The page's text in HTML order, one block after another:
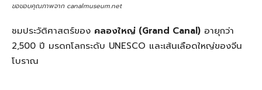
ขอขอบคุณภาพจาก canalmuseum.net
ชมประวัติศาสตร์ของ คลองใหญ่ (Grand Canal) อายุกว่า
2,500 ปี มรดกโลกระดับ UNESCO และเส้นเลือดใหญ่ของจีน
โบราณ